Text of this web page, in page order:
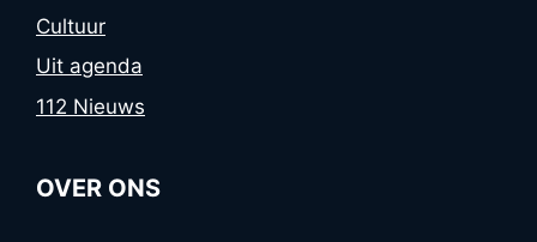
Cultuur
Uit agenda
112 Nieuws
OVER ONS